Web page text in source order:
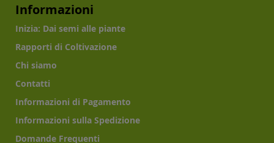
Informazioni
Inizia: Dai semi alle piante
Rapporti di Coltivazione
Chi siamo
Contatti
Informazioni di Pagamento
Informazioni sulla Spedizione
Domande Frequenti